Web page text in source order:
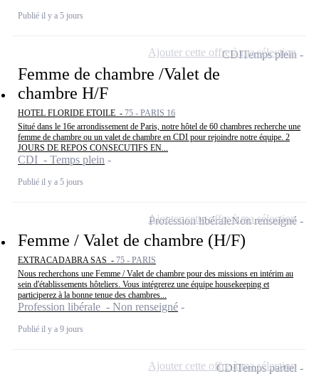
Publié il y a 5 jours
Femme de chambre /Valet de
chambre H/F
HOTEL FLORIDE ETOILE - 75 - PARIS 16
Situé dans le 16e arrondissement de Paris, notre hôtel de 60 chambres recherche une
femme de chambre ou un valet de chambre en CDI pour rejoindre notre équipe. 2
JOURS DE REPOS CONSECUTIFS EN...
CDI - Temps plein
Publié il y a 5 jours
CDITemps plein
Ajouter cette offre à ma sélection
Femme / Valet de chambre (H/F)
EXTRACADABRA SAS - 75 - PARIS
Nous recherchons une Femme / Valet de chambre pour des missions en intérim au
sein d'établissements hôteliers. Vous intégrerez une équipe housekeeping et
participerez à la bonne tenue des chambres...
Profession libérale - Non renseigné
Publié il y a 9 jours
Profession libéraleNon renseigné
Ajouter cette offre à ma sélection
CDITemps partiel
Ajouter cette offre à ma sélection